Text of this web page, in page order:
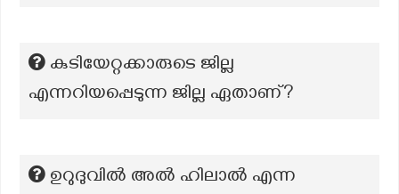
കുടിയേറ്റക്കാരുടെ ജില്ല
എന്നറിയപ്പെടുന്ന ജില്ല ഏതാണ്?
ഉറുദുവിൽ അൽ ഹിലാൽ എന്ന